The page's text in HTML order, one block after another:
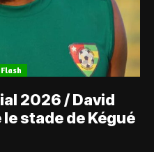
Flash
2026 / David
stade de Kégué